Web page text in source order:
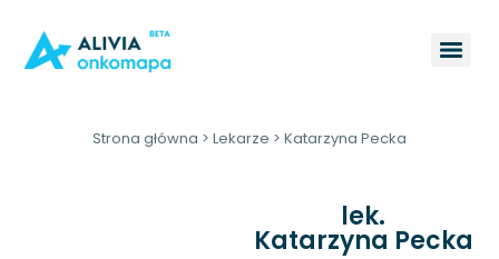
Strona główna > Lekarze > Katarzyna Pecka
lek.
Katarzyna Pecka